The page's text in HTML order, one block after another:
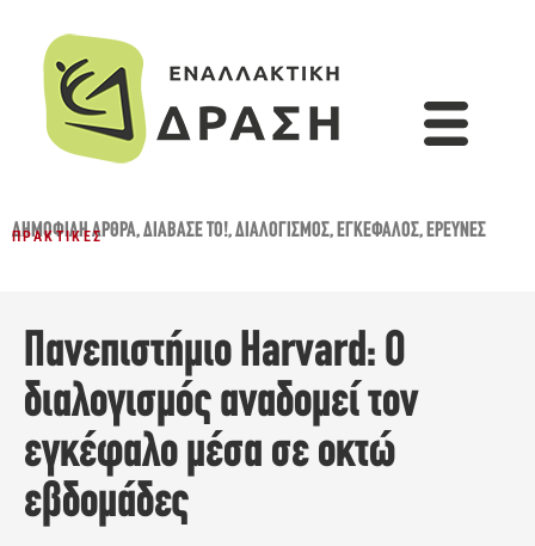
ΔΗΜΟΦΙΛΉ ΆΡΘΡΑ,ΔΙΆΒΑΣΈ ΤΟ!,ΔΙΑΛΟΓΙΣΜΌΣ,ΕΓΚΈΦΑΛΟΣ,ΈΡΕΥΝΕΣ
ΠΡΑΚΤΙΚΈΣ
Πανεπιστήμιο Harvard: Ο
διαλογισμός αναδομεί τον
εγκέφαλο μέσα σε οκτώ
εβδομάδες